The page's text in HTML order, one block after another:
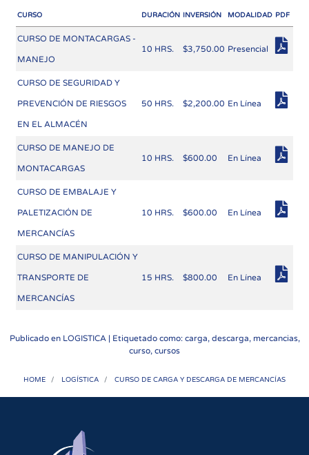
CURSO DURACIÓN INVERSIÓN MODALIDAD PDF
CURSO DE MONTACARGAS -
MANEJO
10 HRS. $3,750.00 Presencial
CURSO DE SEGURIDAD Y
PREVENCIÓN DE RIESGOS
EN EL ALMACÉN
50 HRS. $2,200.00 En Línea
CURSO DE MANEJO DE
MONTACARGAS
10 HRS. $600.00 En Línea
CURSO DE EMBALAJE Y
PALETIZACIÓN DE
MERCANCÍAS
10 HRS. $600.00 En Línea
CURSO DE MANIPULACIÓN Y
TRANSPORTE DE
MERCANCÍAS
15 HRS. $800.00 En Línea
Publicado en LOGISTICA| Etiquetado como: carga, descarga, mercancias,
curso, cursos
HOME LOGÍSTICA CURSO DE CARGA Y DESCARGA DE MERCANCÍAS